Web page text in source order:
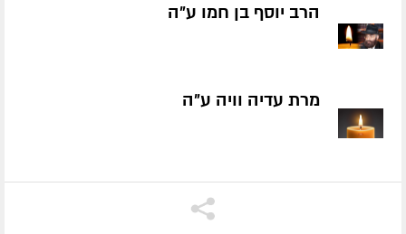
הרב יוסף בן חמו ע״ה
מרת עדיה וויה ע״ה